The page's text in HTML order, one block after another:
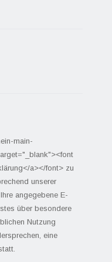
main-
a></font> zu
unserer
angegebene E-
über besondere
Nutzung
eine